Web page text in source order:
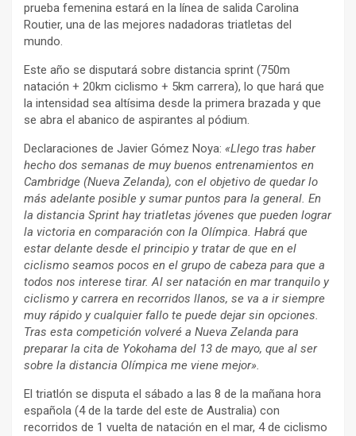
prueba femenina estará en la línea de salida Carolina
Routier, una de las mejores nadadoras triatletas del
mundo.
Este año se disputará sobre distancia sprint (750m
natación + 20km ciclismo + 5km carrera), lo que hará que
la intensidad sea altísima desde la primera brazada y que
se abra el abanico de aspirantes al pódium.
Declaraciones de Javier Gómez Noya: «Llego tras haber
hecho dos semanas de muy buenos entrenamientos en
Cambridge (Nueva Zelanda), con el objetivo de quedar lo
más adelante posible y sumar puntos para la general. En
la distancia Sprint hay triatletas jóvenes que pueden lograr
la victoria en comparación con la Olímpica. Habrá que
estar delante desde el principio y tratar de que en el
ciclismo seamos pocos en el grupo de cabeza para que a
todos nos interese tirar. Al ser natación en mar tranquilo y
ciclismo y carrera en recorridos llanos, se va a ir siempre
muy rápido y cualquier fallo te puede dejar sin opciones.
Tras esta competición volveré a Nueva Zelanda para
preparar la cita de Yokohama del 13 de mayo, que al ser
sobre la distancia Olímpica me viene mejor».
El triatlón se disputa el sábado a las 8 de la mañana hora
española (4 de la tarde del este de Australia) con
recorridos de 1 vuelta de natación en el mar, 4 de ciclismo